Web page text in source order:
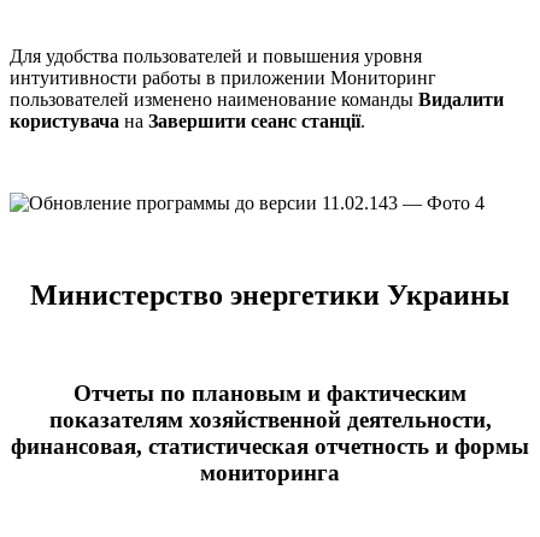
Для удобства пользователей и повышения уровня
интуитивности работы в приложении Мониторинг
пользователей изменено наименование команды Видалити
користувача на Завершити сеанс станції.
Министерство энергетики Украины
Отчеты по плановым и фактическим
показателям хозяйственной деятельности,
финансовая, статистическая отчетность и формы
мониторинга